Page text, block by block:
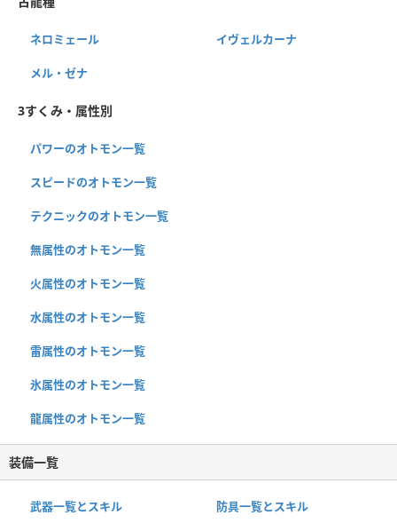
ネロミェール イヴェルカーナ
メル・ゼナ
3すくみ・属性別
パワーのオトモン一覧
スピードのオトモン一覧
テクニックのオトモン一覧
無属性のオトモン一覧
火属性のオトモン一覧
水属性のオトモン一覧
雷属性のオトモン一覧
氷属性のオトモン一覧
龍属性のオトモン一覧
装備一覧
武器一覧とスキル 防具一覧とスキル